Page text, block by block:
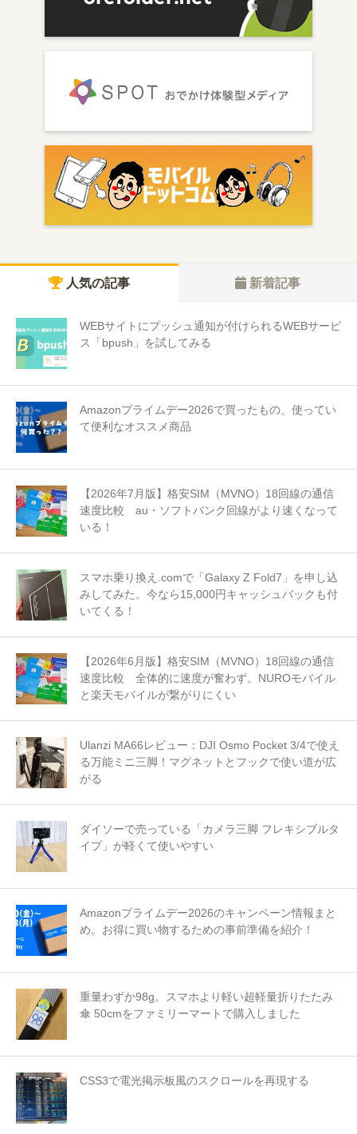
人気の記事 新着記事
WEBサイトにプッシュ通知が付けられるWEBサービ
ス「bpush」を試してみる
Amazonプライムデー2026で買ったもの、使ってい
て便利なオススメ商品
【2026年7月版】格安SIM（MVNO）18回線の通信
速度比較 au・ソフトバンク回線がより速くなって
いる！
スマホ乗り換え.comで「Galaxy Z Fold7」を申し込
みしてみた。今なら15,000円キャッシュバックも付
いてくる！
【2026年6月版】格安SIM（MVNO）18回線の通信
速度比較 全体的に速度が奮わず。NUROモバイル
と楽天モバイルが繋がりにくい
Ulanzi MA66レビュー：DJI Osmo Pocket 3/4で使え
る万能ミニ三脚！マグネットとフックで使い道が広
がる
ダイソーで売っている「カメラ三脚 フレキシブルタ
イプ」が軽くて使いやすい
Amazonプライムデー2026のキャンペーン情報まと
め。お得に買い物するための事前準備を紹介！
重量わずか98g。スマホより軽い超軽量折りたたみ
傘 50cmをファミリーマートで購入しました
CSS3で電光掲示板風のスクロールを再現する